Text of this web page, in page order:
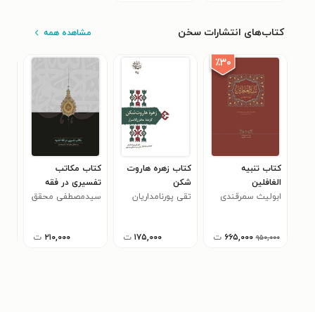
کتاب‌های انتشارات سخن مشاهده همه
٪۳۰
کتاب تنبیه
الغافلین
ابولیث سمرقندی
۹۵۰,۰۰۰ ۶۶۵,۰۰۰ ت
کتاب زهره هاروت
شکن
تقی پورنامداریان
۱۷۵,۰۰۰ ت
کتاب مکاتب
تفسیری در فقه
امامیه
سیدمصطفی محقق
۲۱۰,۰۰۰ ت